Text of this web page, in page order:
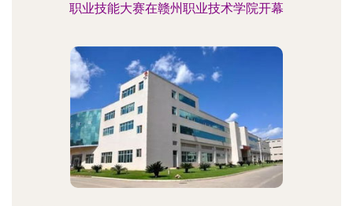
职业技能大赛在赣州职业技术学院开幕